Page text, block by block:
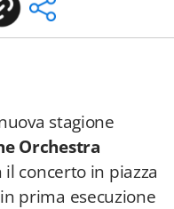
stagione
Orchestra
il concerto in piazza
prima esecuzione